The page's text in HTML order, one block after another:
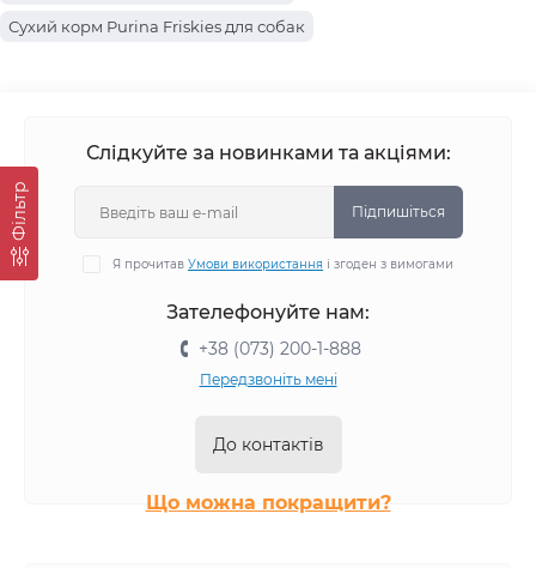
Фiльтр
Сухий корм Purina Friskies для собак
Сухий корм Brit Care для собак
Сухий корм Carnilove для собак
Сухий корм Brit Premium для собак
Сухий корм Brit Fresh для собак
Сухий корм BWild для собак
Сухий корм Monge для собак
Сухий корм Gemon для собак
Слідкуйте за новинками та акціями:
Підпишіться
Я прочитав Умови використання і згоден з вимогами
Зателефонуйте нам:
+38 (073) 200-1-888
Передзвоніть мені
До контактів
Що можна покращити?